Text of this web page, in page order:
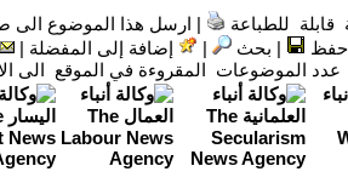
للطباعة | ارسل هذا الموضوع الى
حفظ | بحث | إضافة إلى المفضلة |
الموضوعات المقروءة في الموقع الى